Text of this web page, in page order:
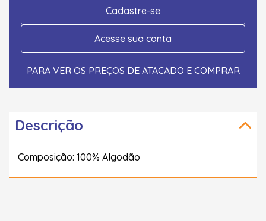
Cadastre-se
Acesse sua conta
PARA VER OS PREÇOS DE ATACADO E COMPRAR
Descrição
Composição: 100% Algodão